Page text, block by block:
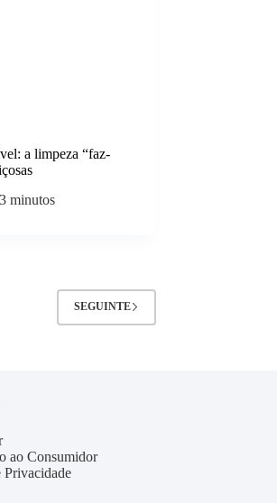
a limpeza “faz-
3 minutos
SEGUINTE
ao Consumidor
Privacidade